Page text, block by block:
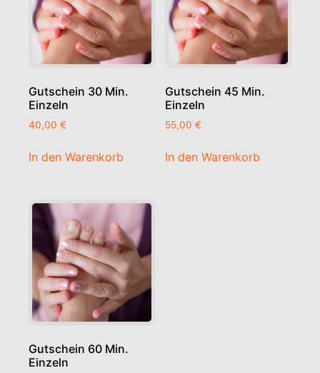
Gutschein 30 Min.
Einzeln
40,00 €
In den Warenkorb
Gutschein 45 Min.
Einzeln
55,00€
In den Warenkorb
Gutschein 60 Min.
Einzeln